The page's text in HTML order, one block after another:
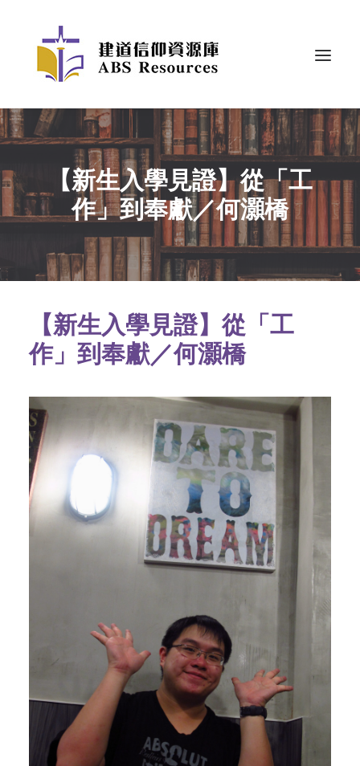
【新生入學見證】從「工
作」到奉獻／何灝橋
【新生入學見證】從「工
作」到奉獻／何灝橋